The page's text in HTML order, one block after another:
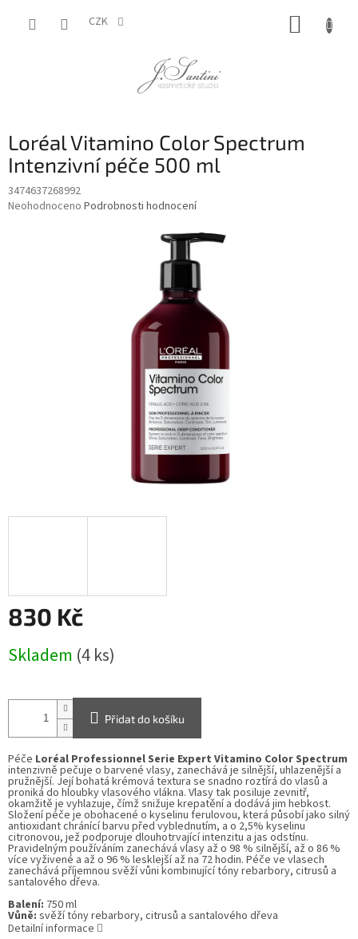
CZK
Loréal Vitamino Color Spectrum
Intenzivní péče 500 ml
3474637268992
Průměrné
Neohodnoceno Podrobnosti hodnocení
830 Kč
cena:
Skladem (4 ks)
Přidat do košíku
Péče Loréal Professionnel Serie Expert Vitamino Color Spectrum
intenzivně pečuje o barvené vlasy, zanechává je silnější, uhlazenější a
pružnější. Její bohatá krémová textura se snadno roztírá do vlasů a
proniká do hloubky vlasového vlákna. Vlasy tak posiluje zevnitř,
okamžitě je vyhlazuje, čímž snižuje krepatění a dodává jim hebkost.
Složení péče je obohacené o kyselinu ferulovou, která působí jako silný
antioxidant chránící barvu před vyblednutím, a o 2,5% kyselinu
citronovou, jež podporuje dlouhotrvající intenzitu a jas odstínu.
Pravidelným používáním zanechává vlasy až o 98 % silnější, až o 86 %
více vyživené a až o 96 % lesklejší až na 72 hodin. Péče ve vlasech
zanechává příjemnou svěží vůni kombinující tóny rebarbory, citrusů a
santalového dřeva.
Balení: 750 ml
Vůně: svěží tóny rebarbory, citrusů a santalového dřeva
Detailní informace